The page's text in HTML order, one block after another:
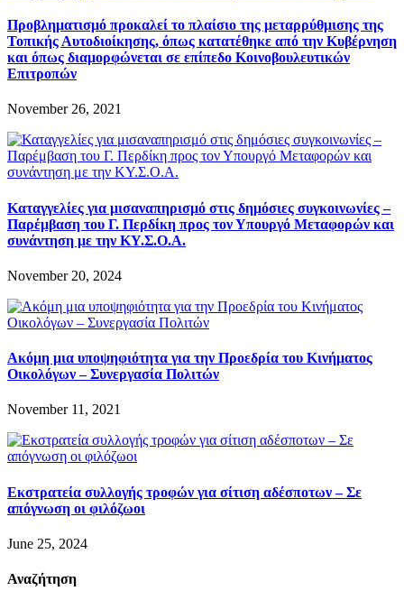
Προβληματισμό προκαλεί το πλαίσιο της μεταρρύθμισης της
Τοπικής Αυτοδιοίκησης, όπως κατατέθηκε από την Kυβέρνηση
και όπως διαμορφώνεται σε επίπεδο Kοινοβουλευτικών
Eπιτροπών
November 26, 2021
Καταγγελίες για μισαναπηρισμό στις δημόσιες συγκοινωνίες –
Παρέμβαση του Γ. Περδίκη προς τον Υπουργό Μεταφορών και
συνάντηση με την ΚΥ.Σ.Ο.Α.
November 20, 2024
Ακόμη μια υποψηφιότητα για την Προεδρία του Κινήματος
Οικολόγων – Συνεργασία Πολιτών
November 11, 2021
Εκστρατεία συλλογής τροφών για σίτιση αδέσποτων – Σε
απόγνωση οι φιλόζωοι
June 25, 2024
Αναζήτηση